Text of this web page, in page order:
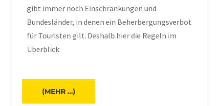
gibt immer noch Einschränkungen und
Bundesländer, in denen ein Beherbergungsverbot
für Touristen gilt. Deshalb hier die Regeln im
Überblick:
(MEHR …)